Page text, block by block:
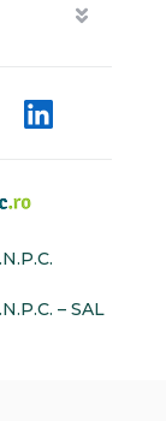
– SAL